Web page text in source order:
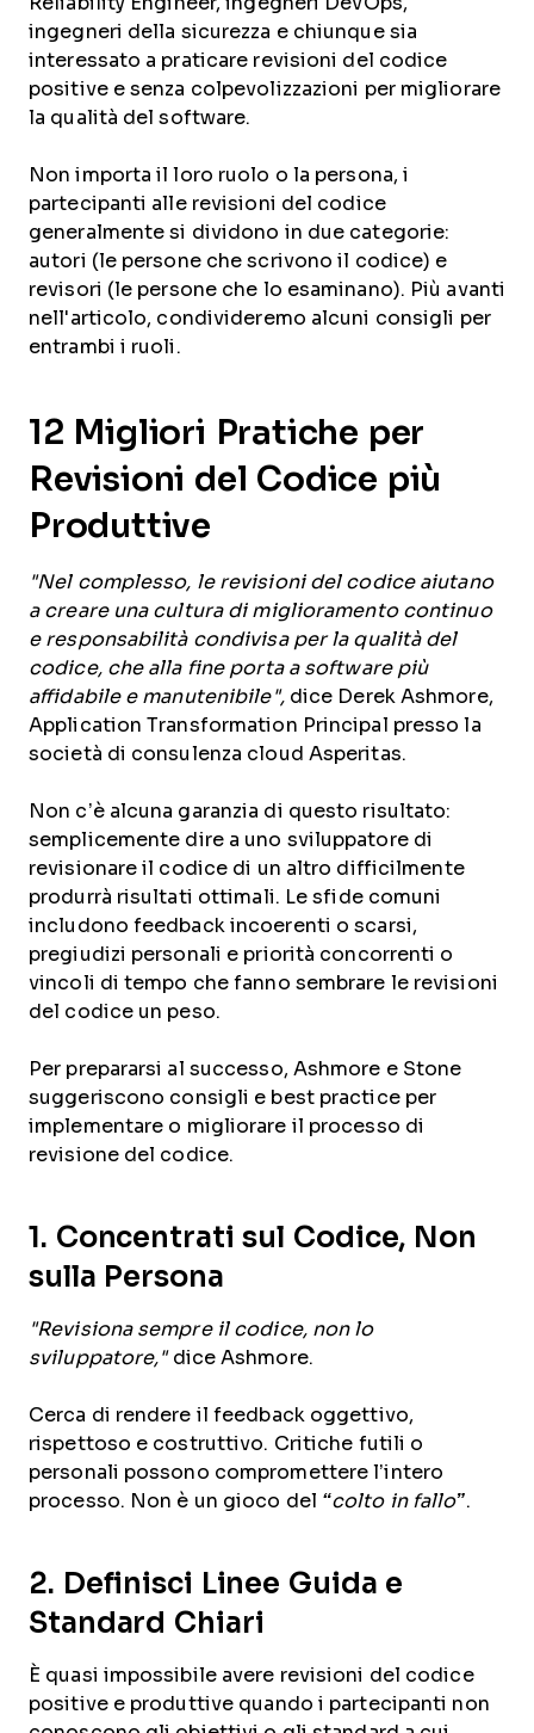
ingegneri della sicurezza e chiunque sia
interessato a praticare revisioni del codice
positive e senza colpevolizzazioni per migliorare
la qualità del software.
Non importa il loro ruolo o la persona, i
partecipanti alle revisioni del codice
generalmente si dividono in due categorie:
autori (le persone che scrivono il codice) e
revisori (le persone che lo esaminano). Più avanti
nell'articolo, condivideremo alcuni consigli per
entrambi i ruoli.
12 Migliori Pratiche per
Revisioni del Codice più
Produttive
"Nel complesso, le revisioni del codice aiutano
a creare una cultura di miglioramento continuo
e responsabilità condivisa per la qualità del
codice, che alla fine porta a software più
affidabile e manutenibile", dice Derek Ashmore,
Application Transformation Principal presso la
società di consulenza cloud Asperitas.
Non c’è alcuna garanzia di questo risultato:
semplicemente dire a uno sviluppatore di
revisionare il codice di un altro difficilmente
produrrà risultati ottimali. Le sfide comuni
includono feedback incoerenti o scarsi,
pregiudizi personali e priorità concorrenti o
vincoli di tempo che fanno sembrare le revisioni
del codice un peso.
Per prepararsi al successo, Ashmore e Stone
suggeriscono consigli e best practice per
implementare o migliorare il processo di
revisione del codice.
1. Concentrati sul Codice, Non
sulla Persona
"Revisiona sempre il codice, non lo
sviluppatore,"dice Ashmore.
Cerca di rendere il feedback oggettivo,
rispettoso e costruttivo. Critiche futili o
personali possono compromettere l’intero
processo. Non è un gioco del “colto in fallo”.
2. Definisci Linee Guida e
Standard Chiari
È quasi impossibile avere revisioni del codice
positive e produttive quando i partecipanti non